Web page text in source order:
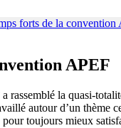
APEF
la quasi-
autour d’un thème
toujours mieux